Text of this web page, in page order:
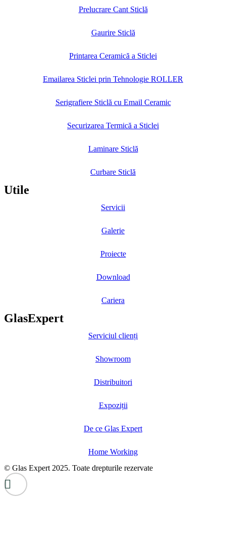
Prelucrare Cant Sticlă
Gaurire Sticlă
Printarea Ceramică a Sticlei
Emailarea Sticlei prin Tehnologie ROLLER
Serigrafiere Sticlă cu Email Ceramic
Securizarea Termică a Sticlei
Laminare Sticlă
Curbare Sticlă
Utile
Servicii
Galerie
Proiecte
Download
Cariera
GlasExpert
Serviciul clienți
Showroom
Distribuitori
Expoziții
De ce Glas Expert
Home Working
© Glas Expert 2025. Toate drepturile rezervate